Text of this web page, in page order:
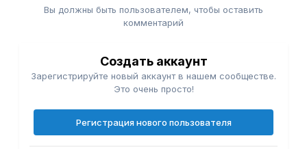
Вы должны быть пользователем, чтобы оставить
комментарий
Создать аккаунт
Зарегистрируйте новый аккаунт в нашем сообществе.
Это очень просто!
Регистрация нового пользователя